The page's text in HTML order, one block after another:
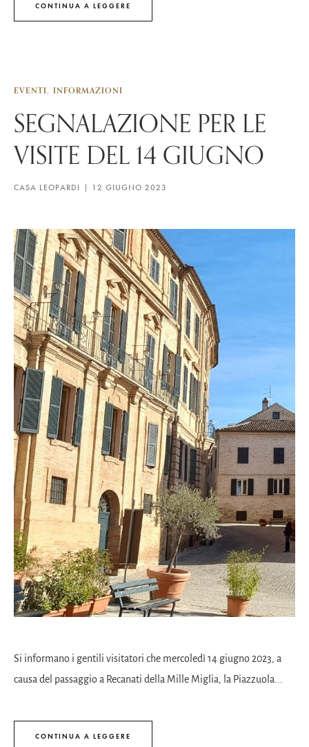
CONTINUA A LEGGERE
EVENTI INFORMAZIONI
SEGNALAZIONE PER LE
VISITE DEL 14 GIUGNO
CASA LEOPARDI 12 GIUGNO 2023
Si informano i gentili visitatori che mercoledì 14 giugno 2023, a
causa del passaggio a Recanati della Mille Miglia, la Piazzuola...
CONTINUA A LEGGERE